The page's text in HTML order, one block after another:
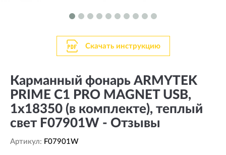
Скачать инструкцию
Карманный фонарь ARMYTEK
PRIME C1 PRO MAGNET USB,
1x18350 (в комплекте), теплый
свет F07901W - Отзывы
Артикул: F07901W